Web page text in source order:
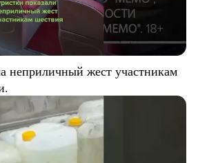
неприличный жест участникам